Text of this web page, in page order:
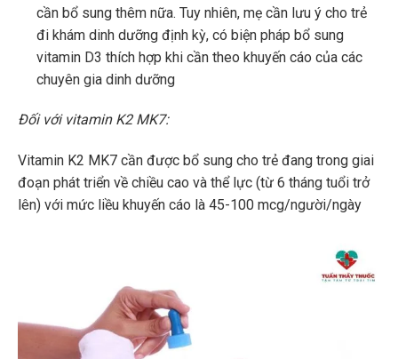
cần bổ sung thêm nữa. Tuy nhiên, mẹ cần lưu ý cho trẻ
đi khám dinh dưỡng định kỳ, có biện pháp bổ sung
vitamin D3 thích hợp khi cần theo khuyến cáo của các
chuyên gia dinh dưỡng
Đối với vitamin K2 MK7:
Vitamin K2 MK7 cần được bổ sung cho trẻ đang trong giai
đoạn phát triển về chiều cao và thể lực (từ 6 tháng tuổi trở
lên) với mức liều khuyến cáo là 45-100 mcg/người/ngày